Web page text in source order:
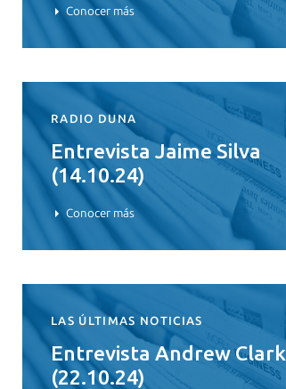
Conocer más
RADIO DUNA
Entrevista Jaime Silva
(14.10.24)
Conocer más
LAS ÚLTIMAS NOTICIAS
Entrevista Andrew Clark
(22.10.24)